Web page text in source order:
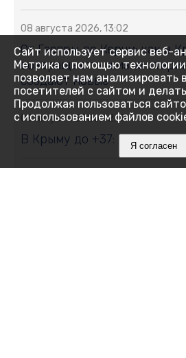
08 августа 2026, 13:02
От Гаспры до Керчи: как в
возвращают к жизни
создают новые
08 августа 2026, 12:15
В Крыму до +37: когда
Сайт использует сервис веб-
Метрика с помощью
позволяет нам анализировать
посетителей с сайтом и
Продолжая пользоваться
с использованием файлов
Я согласен